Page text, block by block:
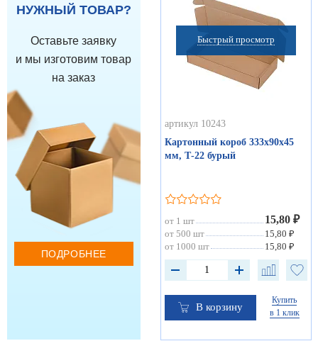
НУЖНЫЙ ТОВАР?
Оставьте заявку
и мы изготовим товар
на заказ
ПОДРОБНЕЕ
Быстрый просмотр
артикул 10243
Картонный короб 333х90х45
мм, Т-22 бурый
от 1 шт 15,80 ₽
от 500 шт
15,80 ₽
от 1000 шт
15,80 ₽
В корзину
Купить
в 1 клик